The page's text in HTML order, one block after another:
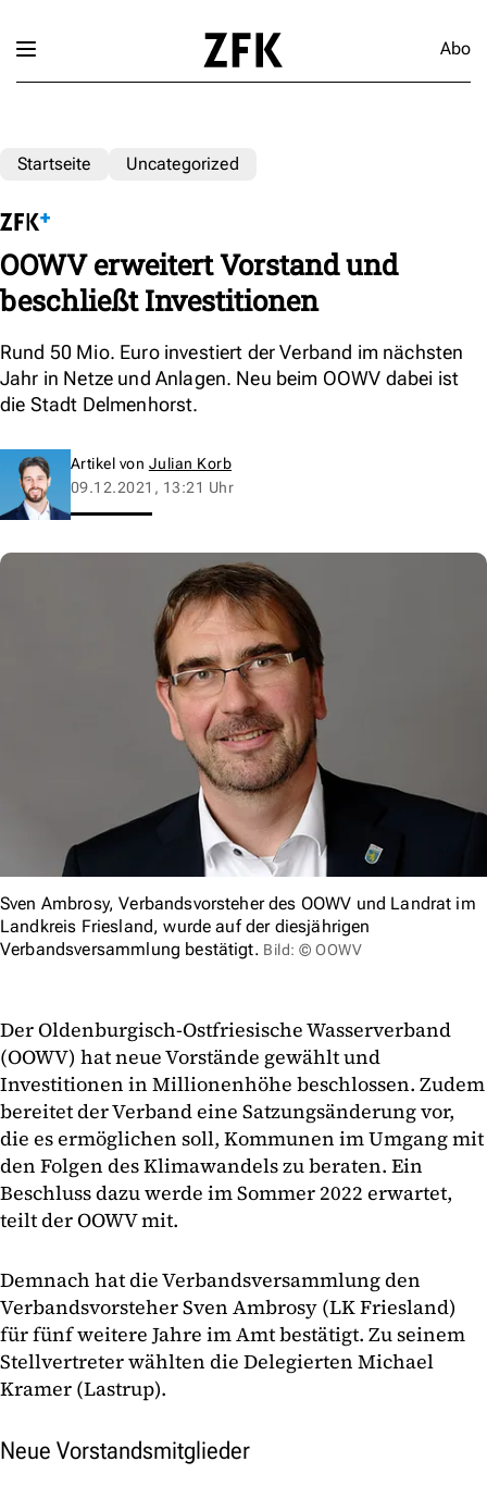
Abo
Startseite Uncategorized
OOWV erweitert Vorstand und
beschließt Investitionen
Rund 50 Mio. Euro investiert der Verband im nächsten
Jahr in Netze und Anlagen. Neu beim OOWV dabei ist
die Stadt Delmenhorst.
Artikel von Julian Korb
09.12.2021, 13:21 Uhr
Sven Ambrosy, Verbandsvorsteher des OOWV und Landrat im
Landkreis Friesland, wurde auf der diesjährigen
Verbandsversammlung bestätigt. Bild: © OOWV
Der Oldenburgisch-Ostfriesische Wasserverband
(OOWV) hat neue Vorstände gewählt und
Investitionen in Millionenhöhe beschlossen. Zudem
bereitet der Verband eine Satzungsänderung vor,
die es ermöglichen soll, Kommunen im Umgang mit
den Folgen des Klimawandels zu beraten. Ein
Beschluss dazu werde im Sommer 2022 erwartet,
teilt der OOWV mit.
Demnach hat die Verbandsversammlung den
Verbandsvorsteher Sven Ambrosy (LK Friesland)
für fünf weitere Jahre im Amt bestätigt. Zu seinem
Stellvertreter wählten die Delegierten Michael
Kramer (Lastrup).
Neue Vorstandsmitglieder